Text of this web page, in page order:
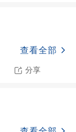
查看全部
分享